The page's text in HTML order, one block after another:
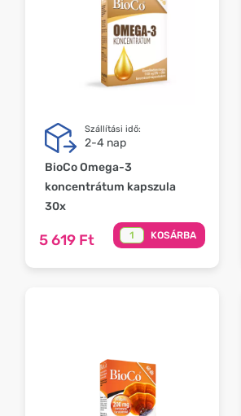
Szállítási idő:
2-4 nap
BioCo Omega-3
koncentrátum kapszula
30x
5 619 Ft KOSÁRBA